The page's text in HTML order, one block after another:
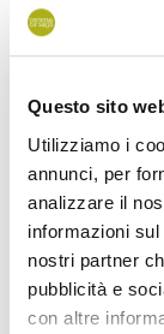
Questo sito
Utilizziamo i
annunci, per
analizzare il
informazioni
nostri partner
pubblicità e
con altre
Każdego ranka
restauracji,
zajęcia łączące
odpowiednie
Wyjątkowy